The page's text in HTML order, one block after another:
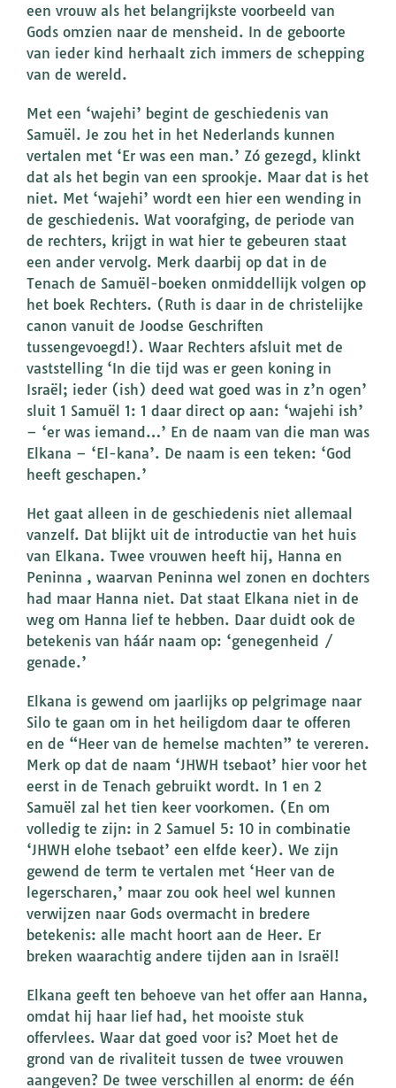
een vrouw als het belangrijkste voorbeeld van
Gods omzien naar de mensheid. In de geboorte
van ieder kind herhaalt zich immers de schepping
van de wereld.
Met een ‘wajehi’ begint de geschiedenis van
Samuël. Je zou het in het Nederlands kunnen
vertalen met ‘Er was een man.’ Zó gezegd, klinkt
dat als het begin van een sprookje. Maar dat is het
niet. Met ‘wajehi’ wordt een hier een wending in
de geschiedenis. Wat voorafging, de periode van
de rechters, krijgt in wat hier te gebeuren staat
een ander vervolg. Merk daarbij op dat in de
Tenach de Samuël-boeken onmiddellijk volgen op
het boek Rechters. (Ruth is daar in de christelijke
canon vanuit de Joodse Geschriften
tussengevoegd!). Waar Rechters afsluit met de
vaststelling ‘In die tijd was er geen koning in
Israël; ieder (ish) deed wat goed was in z’n ogen’
sluit 1 Samuël 1: 1 daar direct op aan: ‘wajehi ish’
– ‘er was iemand…’ En de naam van die man was
Elkana – ‘El-kana’. De naam is een teken: ‘God
heeft geschapen.’
Het gaat alleen in de geschiedenis niet allemaal
vanzelf. Dat blijkt uit de introductie van het huis
van Elkana. Twee vrouwen heeft hij, Hanna en
Peninna , waarvan Peninna wel zonen en dochters
had maar Hanna niet. Dat staat Elkana niet in de
weg om Hanna lief te hebben. Daar duidt ook de
betekenis van háár naam op: ‘genegenheid /
genade.’
Elkana is gewend om jaarlijks op pelgrimage naar
Silo te gaan om in het heiligdom daar te offeren
en de “Heer van de hemelse machten” te vereren.
Merk op dat de naam ‘JHWH tsebaot’ hier voor het
eerst in de Tenach gebruikt wordt. In 1 en 2
Samuël zal het tien keer voorkomen. (En om
volledig te zijn: in 2 Samuel 5: 10 in combinatie
‘JHWH elohe tsebaot’ een elfde keer). We zijn
gewend de term te vertalen met ‘Heer van de
legerscharen,’ maar zou ook heel wel kunnen
verwijzen naar Gods overmacht in bredere
betekenis: alle macht hoort aan de Heer. Er
breken waarachtig andere tijden aan in Israël!
Elkana geeft ten behoeve van het offer aan Hanna,
omdat hij haar lief had, het mooiste stuk
offervlees. Waar dat goed voor is? Moet het de
grond van de rivaliteit tussen de twee vrouwen
aangeven? De twee verschillen al enorm: de één